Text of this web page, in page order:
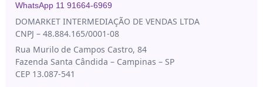
WhatsApp 11 91664-6969
DOMARKET INTERMEDIAÇÃO DE VENDAS LTDA
CNPJ – 48.884.165/0001-08
Rua Murilo de Campos Castro, 84
Fazenda Santa Cândida – Campinas – SP
CEP 13.087-541